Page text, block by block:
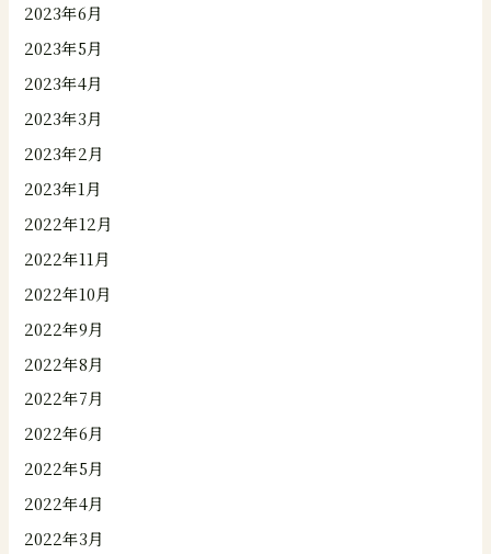
2023年6月
2023年5月
2023年4月
2023年3月
2023年2月
2023年1月
2022年12月
2022年11月
2022年10月
2022年9月
2022年8月
2022年7月
2022年6月
2022年5月
2022年4月
2022年3月